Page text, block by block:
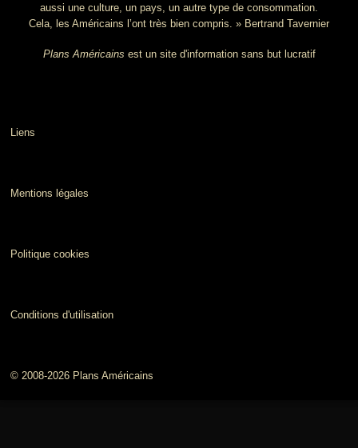
aussi une culture, un pays, un autre type de consommation.
Cela, les Américains l’ont très bien compris. » Bertrand Tavernier
Plans Américains est un site d'information sans but lucratif
Liens
Mentions légales
Politique cookies
Conditions d'utilisation
© 2008-2026 Plans Américains